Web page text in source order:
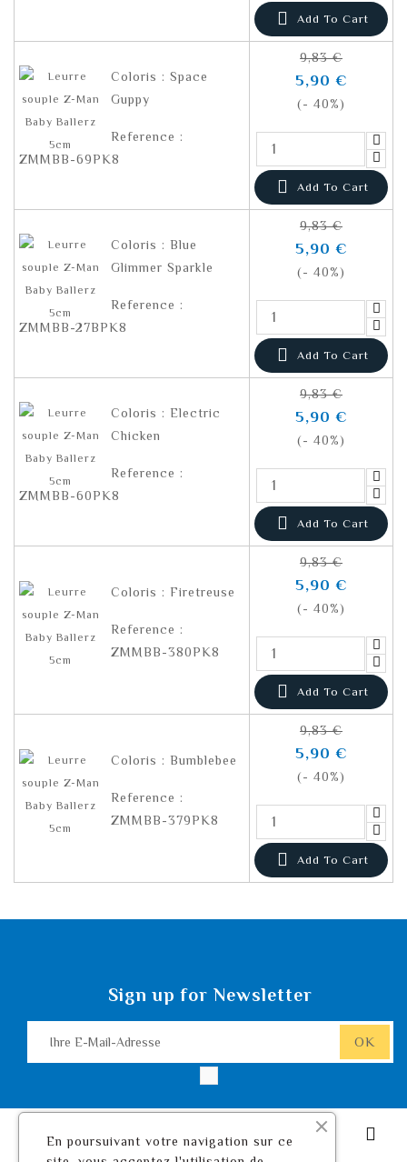
 Add To Cart
Coloris : Space
Guppy
Reference :
ZMMBB-69PK8
9,83 €
5,90 €
(- 40%)
 Add To Cart
Coloris : Blue
Glimmer Sparkle
Reference :
ZMMBB-27BPK8
9,83 €
5,90 €
(- 40%)
 Add To Cart
Coloris : Electric
Chicken
Reference :
ZMMBB-60PK8
9,83 €
5,90 €
(- 40%)
 Add To Cart
Coloris : Firetreuse
Reference :
ZMMBB-380PK8
9,83 €
5,90 €
(- 40%)
 Add To Cart
Coloris : Bumblebee
Reference :
ZMMBB-379PK8
9,83 €
5,90 €
(- 40%)
 Add To Cart
Sign up for Newsletter

En poursuivant votre navigation sur ce